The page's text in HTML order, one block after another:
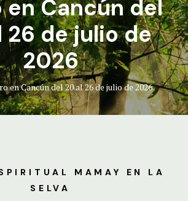
en Cancún del
26 de julio de
2026
en Cancún del 20 al 26 de julio de 2026
MAMAY EN LA
SELVA